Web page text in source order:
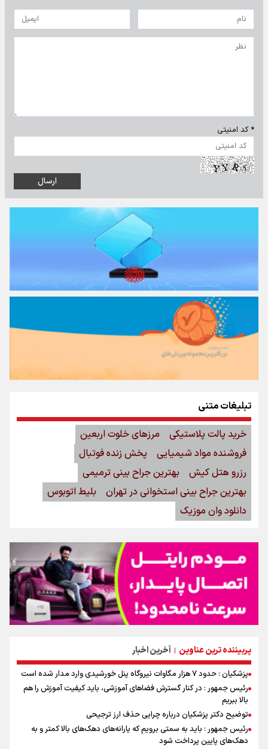
* کد امنیتی
پربیننده ترین عناوین | آخرین اخبار
پزشکیان : حدود ۷ هزار مگاوات نیروگاه پنل خورشیدی وارد مدار شده است
رئیس جمهور : در کنار گسترش فضاهای آموزشی، باید کیفیت آموزش را هم
بالا ببریم
توضیح دکتر پزشکیان درباره چرایی حذف ارز ترجیحی
رئیس جمهور : باید به سمتی برویم که یارانه‌های دهک‌های بالا کمتر و به
دهک‌های پایین پرداخت شود
تبلیغات متنی
خرید پالت پلاستیکی
مرزهای خلوت اربعین
فروشنده مواد شیمیایی
پخش زنده فوتبال
رزرو هتل کیش
بهترین جراح بینی ترمیمی
بهترین جراح بینی استخوانی در تهران
بلیط اتوبوس
دانلود وان موزیک